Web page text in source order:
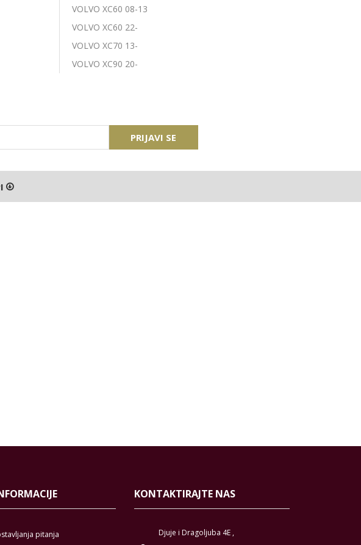
VOLVO XC60 08-13
VOLVO XC60 22-
VOLVO XC70 13-
VOLVO XC90 20-
PRIJAVI SE
pitanja
KONTAKTIRAJTE NAS
Djuje i Dragoljuba 4E ,